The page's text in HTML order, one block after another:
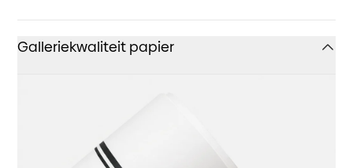
Galleriekwaliteit papier